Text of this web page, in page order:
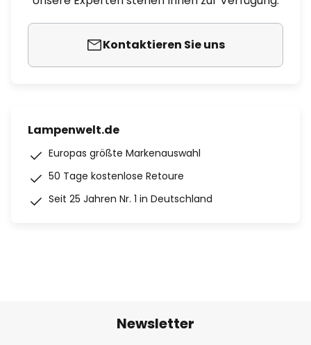
Kontaktieren Sie uns
Lampenwelt.de
Europas größte Markenauswahl
50 Tage kostenlose Retoure
Seit 25 Jahren Nr. 1 in Deutschland
Newsletter